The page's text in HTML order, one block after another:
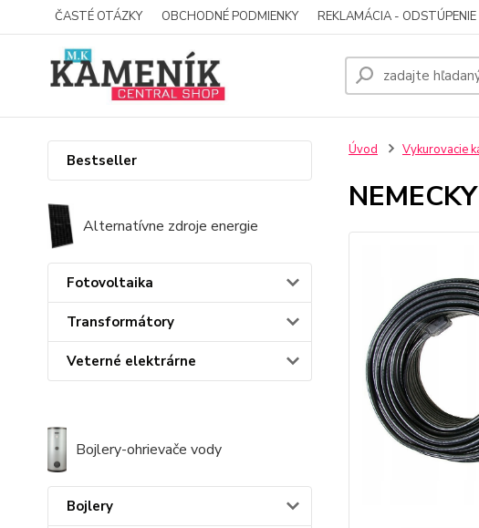
ČASTÉ OTÁZKY OBCHODNÉ PODMIENKY REKLAMÁCIA - ODSTÚPENIE
Bestseller
Alternatívne zdroje energie
Fotovoltaika
Transformátory
Veterné elektrárne
Bojlery-ohrievače vody
Bojlery
Úvod Vykurovacie